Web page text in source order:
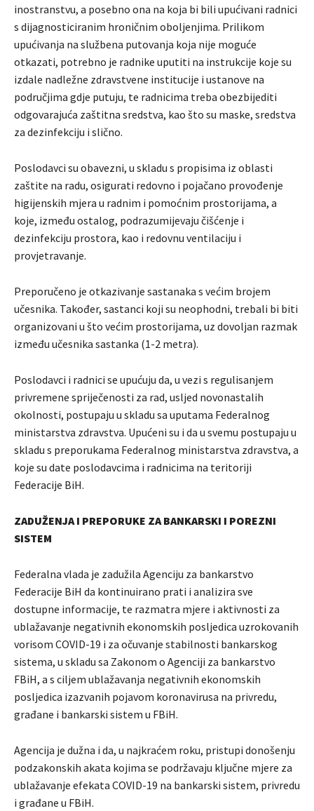
inostranstvu, a posebno ona na koja bi bili upućivani radnici
s dijagnosticiranim hroničnim oboljenjima. Prilikom
upućivanja na službena putovanja koja nije moguće
otkazati, potrebno je radnike uputiti na instrukcije koje su
izdale nadležne zdravstvene institucije i ustanove na
područjima gdje putuju, te radnicima treba obezbijediti
odgovarajuća zaštitna sredstva, kao što su maske, sredstva
za dezinfekciju i slično.
Poslodavci su obavezni, u skladu s propisima iz oblasti
zaštite na radu, osigurati redovno i pojačano provođenje
higijenskih mjera u radnim i pomoćnim prostorijama, a
koje, između ostalog, podrazumijevaju čišćenje i
dezinfekciju prostora, kao i redovnu ventilaciju i
provjetravanje.
Preporučeno je otkazivanje sastanaka s većim brojem
učesnika. Također, sastanci koji su neophodni, trebali bi biti
organizovani u što većim prostorijama, uz dovoljan razmak
između učesnika sastanka (1-2 metra).
Poslodavci i radnici se upućuju da, u vezi s regulisanjem
privremene spriječenosti za rad, usljed novonastalih
okolnosti, postupaju u skladu sa uputama Federalnog
ministarstva zdravstva. Upućeni su i da u svemu postupaju u
skladu s preporukama Federalnog ministarstva zdravstva, a
koje su date poslodavcima i radnicima na teritoriji
Federacije BiH.
ZADUŽENJA I PREPORUKE ZA BANKARSKI I POREZNI
SISTEM
Federalna vlada je zadužila Agenciju za bankarstvo
Federacije BiH da kontinuirano prati i analizira sve
dostupne informacije, te razmatra mjere i aktivnosti za
ublažavanje negativnih ekonomskih posljedica uzrokovanih
vorisom COVID-19 i za očuvanje stabilnosti bankarskog
sistema, u skladu sa Zakonom o Agenciji za bankarstvo
FBiH, a s ciljem ublažavanja negativnih ekonomskih
posljedica izazvanih pojavom koronavirusa na privredu,
građane i bankarski sistem u FBiH.
Agencija je dužna i da, u najkraćem roku, pristupi donošenju
podzakonskih akata kojima se podržavaju ključne mjere za
ublažavanje efekata COVID-19 na bankarski sistem, privredu
i građane u FBiH.